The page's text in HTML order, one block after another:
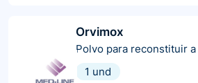
Orvimox
Polvo para reconstituir
1 und